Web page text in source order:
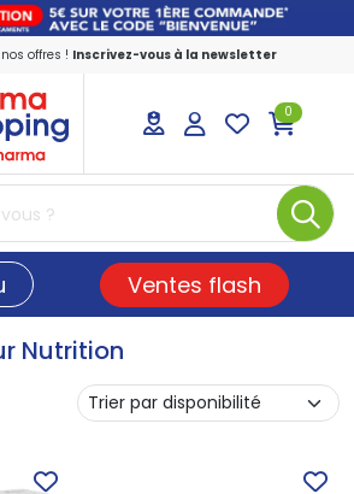
offres ! Inscrivez-vous à la newsletter
Votre pharmacie en
0
Ventes flash
Nutrition